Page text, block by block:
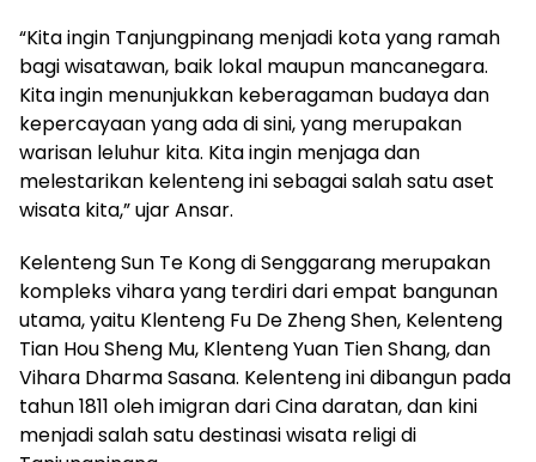
“Kita ingin Tanjungpinang menjadi kota yang ramah
bagi wisatawan, baik lokal maupun mancanegara.
Kita ingin menunjukkan keberagaman budaya dan
kepercayaan yang ada di sini, yang merupakan
warisan leluhur kita. Kita ingin menjaga dan
melestarikan kelenteng ini sebagai salah satu aset
wisata kita,” ujar Ansar.
Kelenteng Sun Te Kong di Senggarang merupakan
kompleks vihara yang terdiri dari empat bangunan
utama, yaitu Klenteng Fu De Zheng Shen, Kelenteng
Tian Hou Sheng Mu, Klenteng Yuan Tien Shang, dan
Vihara Dharma Sasana. Kelenteng ini dibangun pada
tahun 1811 oleh imigran dari Cina daratan, dan kini
menjadi salah satu destinasi wisata religi di